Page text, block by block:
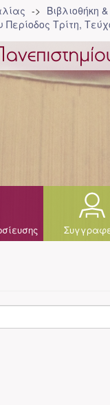
Βιβλιοθήκη
Τρίτη,